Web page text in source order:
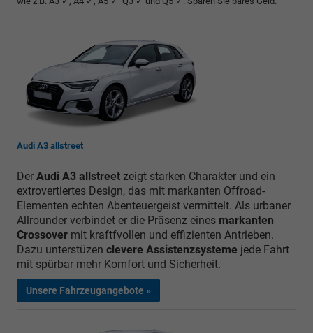
Audi A3 allstreet
Der Audi A3 allstreet zeigt starken Charakter und ein
extrovertiertes Design, das mit markanten Offroad-
Elementen echten Abenteuergeist vermittelt. Als urbaner
Allrounder verbindet er die Präsenz eines markanten
Crossover mit kraftfvollen und effizienten Antrieben.
Dazu unterstüzen clevere Assistenzsysteme jede Fahrt
mit spürbar mehr Komfort und Sicherheit.
Unsere Fahrzeugangebote »